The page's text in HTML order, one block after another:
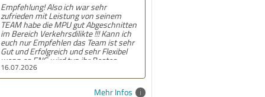
sehr
von seinem
Abgeschnitten
!!! Kann ich
Team ist sehr
sehr Flexibel
ihr Bestes.
ich dieses
ich es
Empfehlung! Sehr professionelles und
unsagbar freundliches Team. Die
Beratungen werden von ausgebildeten
Psychologen durchgeführt. Jede Sitzung
ist ein Einzelgespräch. Ich kann jedem,
der eine MPU vor sich hat, dieses Team
empfehlen! Ich habe die MPU mit 96%
Mehr Infos